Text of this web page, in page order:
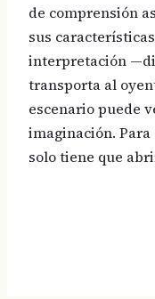
de comprensión
sus
interpretación
transporta al
escenario puede
imaginación.
solo tiene que